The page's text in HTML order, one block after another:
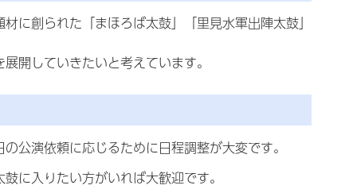
に創られた「まほろば太鼓」「里見水軍出陣太鼓」
開していきたいと考えています。
公演依頼に応じるために日程調整が大変です。
に入りたい方がいれば大歓迎です。